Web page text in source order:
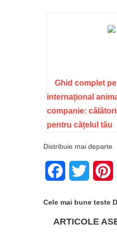
Ghid complet
internațional
companie:
pentru cățelul tău
Distribuie mai departe
FacebookTwitter
Cele mai bune teste
ARTICOLE